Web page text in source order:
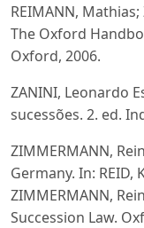
REIMANN,
The Oxford
Oxford, 2006.
ZANINI, Leonardo
sucessões. 2. ed.
ZIMMERMANN,
Germany. In: REID,
ZIMMERMANN,
Succession Law.